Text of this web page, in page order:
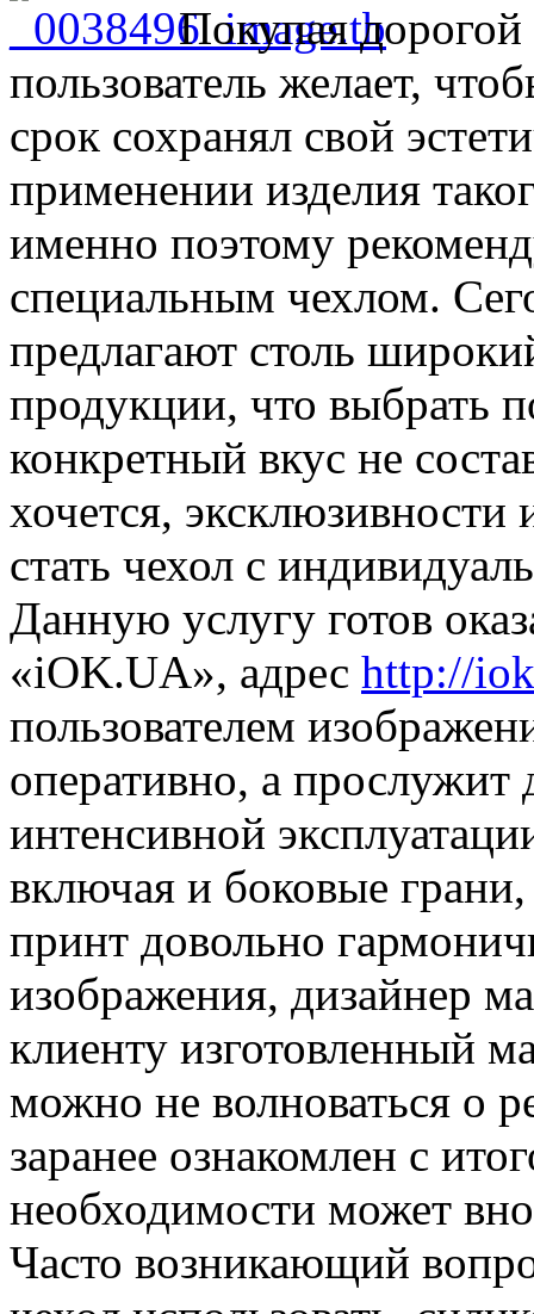
Покупая
пользователь желает,
срок сохранял свой
применении изделия
именно поэтому
специальным чехлом.
предлагают столь
продукции, что выбрать
конкретный вкус не
хочется,
стать чехол с
Данную услугу готов
«iOK.UA», адрес http://
пользователем
оперативно, а прослужит
интенсивной
включая и боковые
принт довольно
изображения, дизайнер
клиенту изготовленный
можно не волноваться о
заранее ознакомлен с
необходимости может
Часто возникающий